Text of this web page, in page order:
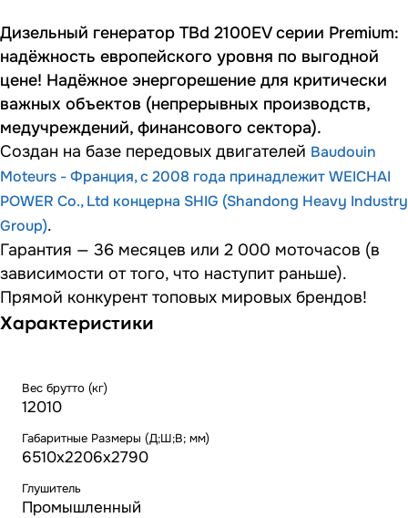
Дизельный генератор TBd 2100EV серии Premium:
надёжность европейского уровня по выгодной
цене! Надёжное энергорешение для критически
важных объектов (непрерывных производств,
медучреждений, финансового сектора).
Создан на базе передовых двигателей Baudouin
Moteurs - Франция, с 2008 года принадлежит WEICHAI
POWER Co., Ltd концерна SHIG (Shandong Heavy Industry
Group).
Гарантия — 36 месяцев или 2 000 моточасов (в
зависимости от того, что наступит раньше).
Прямой конкурент топовых мировых брендов!
Характеристики
Вес брутто (кг)
12010
Габаритные Размеры (Д;Ш;В; мм)
6510х2206х2790
Глушитель
Промышленный